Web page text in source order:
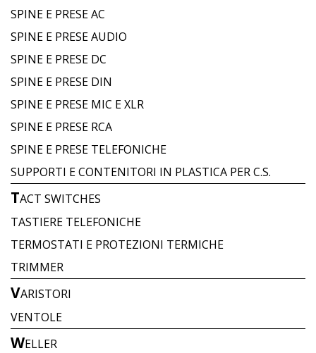
SPINE E PRESE AC
SPINE E PRESE AUDIO
SPINE E PRESE DC
SPINE E PRESE DIN
SPINE E PRESE MIC E XLR
SPINE E PRESE RCA
SPINE E PRESE TELEFONICHE
SUPPORTI E CONTENITORI IN PLASTICA PER C.S.
TACT SWITCHES
TASTIERE TELEFONICHE
TERMOSTATI E PROTEZIONI TERMICHE
TRIMMER
VARISTORI
VENTOLE
WELLER